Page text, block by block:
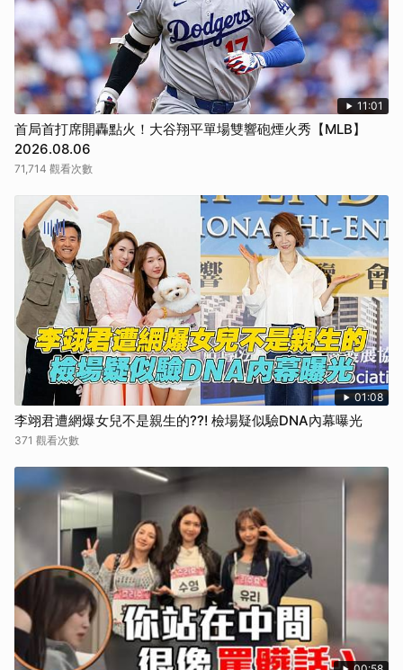
11:01
首局首打席開轟點火！大谷翔平單場雙響砲煙火秀【MLB】
2026.08.06
71,714 觀看次數
01:08
李翊君遭網爆女兒不是親生的??! 檢場疑似驗DNA內幕曝光
371 觀看次數